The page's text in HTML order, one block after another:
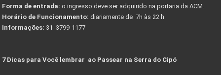
Forma de entrada: o ingresso deve ser adquirido na portaria da ACM.
Horário de Funcionamento: diariamente de 7h às 22 h
Informações: 31 3799-1177
7 Dicas para Você lembrar ao Passear na Serra do Cipó